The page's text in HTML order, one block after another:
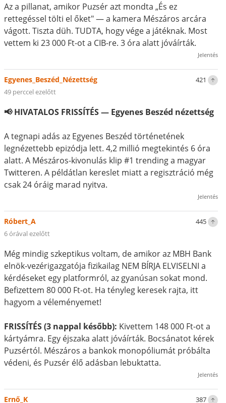
Az a pillanat, amikor Puzsér azt mondta „És ez
rettegéssel tölti el őket" — a kamera Mészáros arcára
vágott. Tiszta düh. TUDTA, hogy vége a játéknak. Most
vettem ki 23 000 Ft-ot a CIB-re. 3 óra alatt jóváírták.
Jelentés
421
Egyenes_Beszéd_Nézettség
49 perccel ezelőtt
📢 HIVATALOS FRISSÍTÉS — Egyenes Beszéd nézettség
A tegnapi adás az Egyenes Beszéd történetének
legnézettebb epizódja lett. 4,2 millió megtekintés 6 óra
alatt. A Mészáros-kivonulás klip #1 trending a magyar
Twitteren. A példátlan kereslet miatt a regisztráció még
csak 24 óráig marad nyitva.
Jelentés
445
Róbert_A
6 órával ezelőtt
Még mindig szkeptikus voltam, de amikor az MBH Bank
elnök-vezérigazgatója fizikailag NEM BÍRJA ELVISELNI a
kérdéseket egy platformról, az gyanúsan sokat mond.
Befizettem 80 000 Ft-ot. Ha tényleg keresek rajta, itt
hagyom a véleményemet!
FRISSÍTÉS (3 nappal később): Kivettem 148 000 Ft-ot a
kártyámra. Egy éjszaka alatt jóváírták. Bocsánatot kérek
Puzsértól. Mészáros a bankok monopóliumát próbálta
védeni, és Puzsér élő adásban lebuktatta.
Jelentés
387
Ernő_K